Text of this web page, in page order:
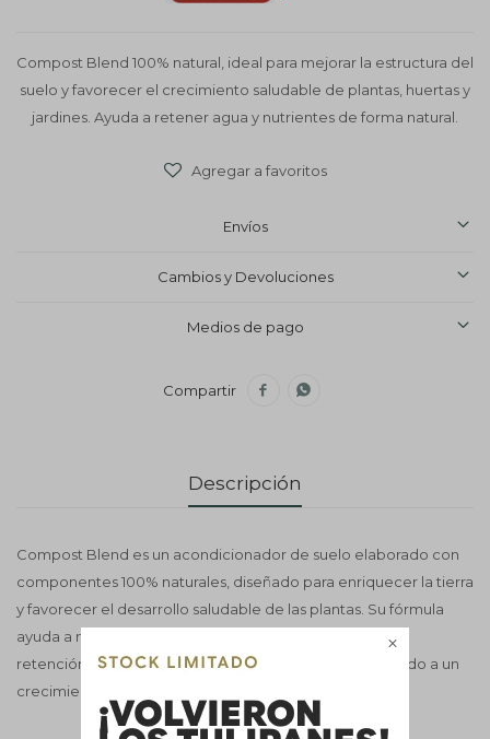

Compost Blend 100% natural, ideal para mejorar la estructura del
suelo y favorecer el crecimiento saludable de plantas, huertas y
jardines. Ayuda a retener agua y nutrientes de forma natural.
Envíos
Cambios y Devoluciones
Medios de pago
 
Descripción
Compost Blend es un acondicionador de suelo elaborado con
componentes 100% naturales, diseñado para enriquecer la tierra
y favorecer el desarrollo saludable de las plantas. Su fórmula
ayuda a mejorar la estructura del suelo, aumentando la
retención de agua y nutrientes esenciales, contribuyendo a un
crecimiento más fuerte y equilibrado.